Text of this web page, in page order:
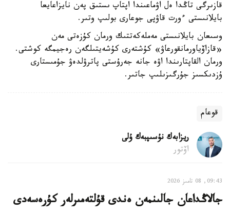
قازىرگى تاڭدا ەل اۋماعىندا اپتاپ ىستىق پەن نايزاعايعا
بايلانىستى ءورت قاۋپى جوعارى بولىپ وتىر.
وسىعان بايلانىستى مەملەكەتتىك ورمان كۇزەتى مەن
«قازاۆياورمانقورعاۋ» كۇشتەرى كۇشەيتىلگەن رەجيمگە كوشتى.
ورمان القاپتارىندا اۋە جانە جەرۇستى پاترۋلدەۋ جۇمىستارى
ۇزدىكسىز جۇرگىزىلىپ جاتىر.
قوعام
ريزابەك نۇسىپبەك ۇلى
اۆتور
09:43, 08 تامىز 2026
جالاڭداعان جالىنمەن ەندى قۇلتەمىرلەر كۇرەسەدى